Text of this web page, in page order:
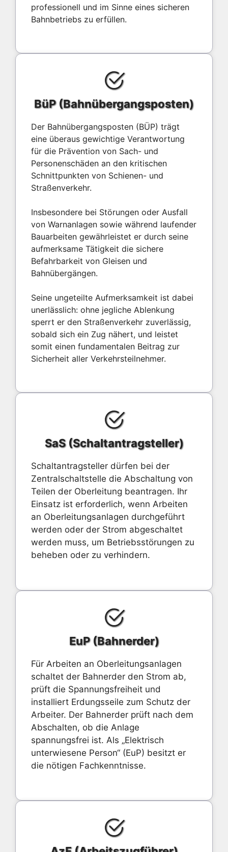
professionell und im Sinne eines sicheren
Bahnbetriebs zu erfüllen.
BüP (Bahnübergangsposten)
Der Bahnübergangsposten (BÜP) trägt
eine überaus gewichtige Verantwortung
für die Prävention von Sach- und
Personenschäden an den kritischen
Schnittpunkten von Schienen- und
Straßenverkehr.
Insbesondere bei Störungen oder Ausfall
von Warnanlagen sowie während laufender
Bauarbeiten gewährleistet er durch seine
aufmerksame Tätigkeit die sichere
Befahrbarkeit von Gleisen und
Bahnübergängen.
Seine ungeteilte Aufmerksamkeit ist dabei
unerlässlich: ohne jegliche Ablenkung
sperrt er den Straßenverkehr zuverlässig,
sobald sich ein Zug nähert, und leistet
somit einen fundamentalen Beitrag zur
Sicherheit aller Verkehrsteilnehmer.
SaS (Schaltantragsteller)
Schaltantragsteller dürfen bei der
Zentralschaltstelle die Abschaltung von
Teilen der Oberleitung beantragen. Ihr
Einsatz ist erforderlich, wenn Arbeiten
an Oberleitungsanlagen durchgeführt
werden oder der Strom abgeschaltet
werden muss, um Betriebsstörungen zu
beheben oder zu verhindern.
EuP (Bahnerder)
Für Arbeiten an Oberleitungsanlagen
schaltet der Bahnerder den Strom ab,
prüft die Spannungsfreiheit und
installiert Erdungsseile zum Schutz der
Arbeiter. Der Bahnerder prüft nach dem
Abschalten, ob die Anlage
spannungsfrei ist. Als „Elektrisch
unterwiesene Person“ (EuP) besitzt er
die nötigen Fachkenntnisse.